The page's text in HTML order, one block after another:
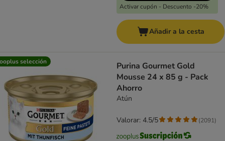
Activar cupón - Descuento -20%
Añadir a la cesta
selección
Purina Gourmet Gold
Mousse 24 x 85 g - Pack
Ahorro
Atún
Valorar: 4.5/5 (2091)